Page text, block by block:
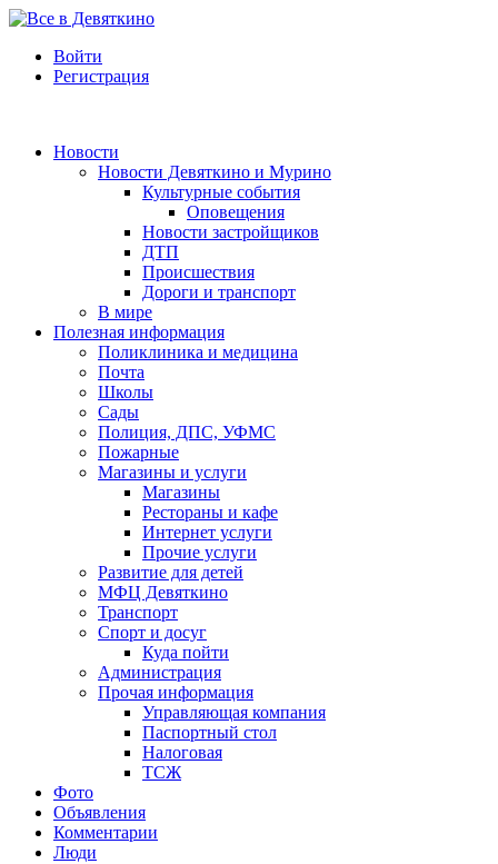
Войти
Регистрация
Новости
Новости Девяткино и Мурино
Культурные события
Оповещения
Новости застройщиков
ДТП
Происшествия
Дороги и транспорт
В мире
Полезная информация
Поликлиника и медицина
Почта
Школы
Сады
Полиция, ДПС, УФМС
Пожарные
Магазины и услуги
Магазины
Рестораны и кафе
Интернет услуги
Прочие услуги
Развитие для детей
МФЦ Девяткино
Транспорт
Спорт и досуг
Куда пойти
Администрация
Прочая информация
Управляющая компания
Паспортный стол
Налоговая
ТСЖ
Фото
Объявления
Комментарии
Люди